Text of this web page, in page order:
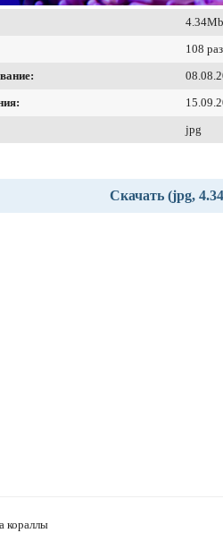
4.34Mb
108
jpg
Скачать (jpg,
кораллы